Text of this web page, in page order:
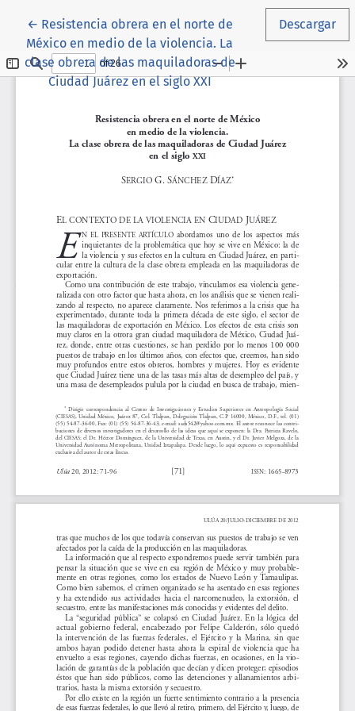
← Volver a los detalles del artículo
Resistencia obrera en el norte de
México en medio de la violencia. La
clase obrera de las maquiladoras de
Ciudad Juárez en el siglo XXI
Descargar